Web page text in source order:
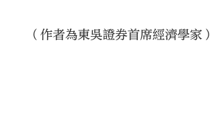
（作者為東吳證券首席經濟學家）